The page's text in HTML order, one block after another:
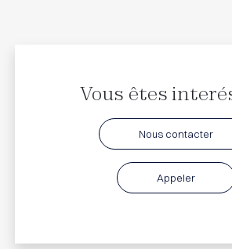
Vous êtes
Nous contacter
Appeler